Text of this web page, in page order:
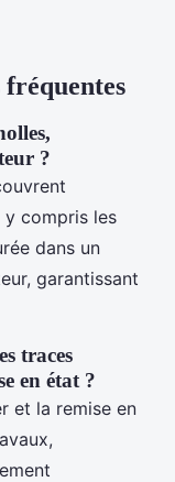
fréquentes
?
y compris les
dans un
garantissant
traces
en état ?
et la remise en